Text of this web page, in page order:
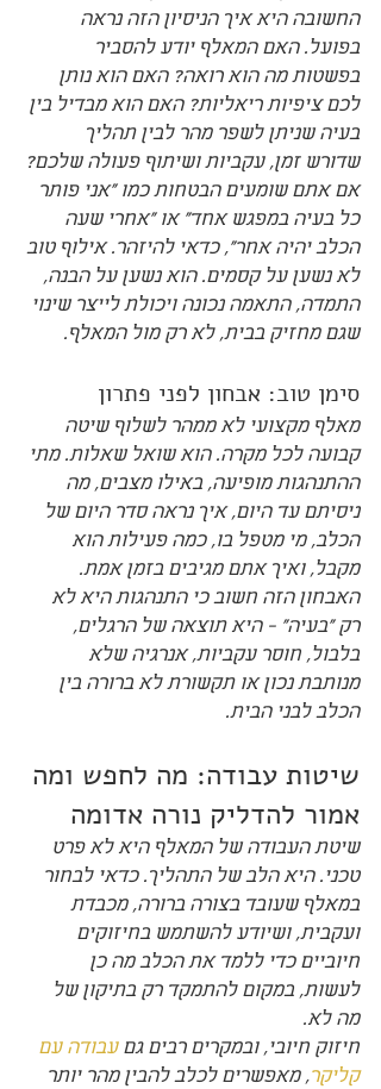
החשובה היא איך הניסיון הזה נראה
בפועל. האם המאלף יודע להסביר
בפשטות מה הוא רואה? האם הוא נותן
לכם ציפיות ריאליות? האם הוא מבדיל בין
בעיה שניתן לשפר מהר לבין תהליך
שדורש זמן, עקביות ושיתוף פעולה שלכם?
אם אתם שומעים הבטחות כמו "אני פותר
כל בעיה במפגש אחד" או "אחרי שעה
הכלב יהיה אחר", כדאי להיזהר. אילוף טוב
לא נשען על קסמים. הוא נשען על הבנה,
התמדה, התאמה נכונה ויכולת לייצר שינוי
שגם מחזיק בבית, לא רק מול המאלף.
סימן טוב: אבחון לפני פתרון
מאלף מקצועי לא ממהר לשלוף שיטה
קבועה לכל מקרה. הוא שואל שאלות. מתי
ההתנהגות מופיעה, באילו מצבים, מה
ניסיתם עד היום, איך נראה סדר היום של
הכלב, מי מטפל בו, כמה פעילות הוא
מקבל, ואיך אתם מגיבים בזמן אמת.
האבחון הזה חשוב כי התנהגות היא לא
רק "בעיה" - היא תוצאה של הרגלים,
בלבול, חוסר עקביות, אנרגיה שלא
מנותבת נכון או תקשורת לא ברורה בין
הכלב לבני הבית.
שיטות עבודה: מה לחפש ומה
אמור להדליק נורה אדומה
שיטת העבודה של המאלף היא לא פרט
טכני. היא הלב של התהליך. כדאי לבחור
במאלף שעובד בצורה ברורה, מכבדת
ועקבית, ושיודע להשתמש בחיזוקים
חיוביים כדי ללמד את הכלב מה כן
לעשות, במקום להתמקד רק בתיקון של
מה לא.
חיזוק חיובי, ובמקרים רבים גם עבודה עם
קליקר, מאפשרים לכלב להבין מהר יותר